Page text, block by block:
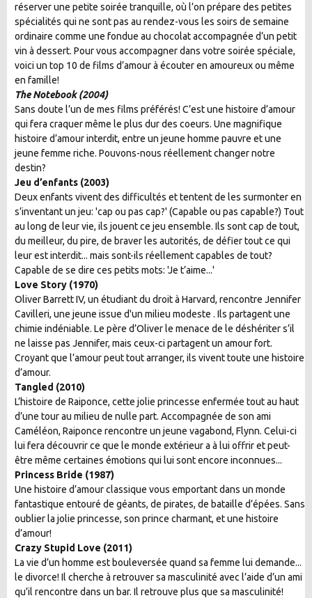
réserver une petite soirée tranquille, où l’on prépare des petites
spécialités qui ne sont pas au rendez-vous les soirs de semaine
ordinaire comme une fondue au chocolat accompagnée d’un petit
vin à dessert. Pour vous accompagner dans votre soirée spéciale,
voici un top 10 de films d’amour à écouter en amoureux ou même
en famille!
The Notebook (2004)
Sans doute l’un de mes films préférés! C’est une histoire d’amour
qui fera craquer même le plus dur des coeurs. Une magnifique
histoire d’amour interdit, entre un jeune homme pauvre et une
jeune femme riche. Pouvons-nous réellement changer notre
destin?
Jeu d’enfants (2003)
Deux enfants vivent des difficultés et tentent de les surmonter en
s’inventant un jeu: 'cap ou pas cap?' (Capable ou pas capable?) Tout
au long de leur vie, ils jouent ce jeu ensemble. Ils sont cap de tout,
du meilleur, du pire, de braver les autorités, de défier tout ce qui
leur est interdit... mais sont-ils réellement capables de tout?
Capable de se dire ces petits mots: 'Je t’aime...'
Love Story (1970)
Oliver Barrett IV, un étudiant du droit à Harvard, rencontre Jennifer
Cavilleri, une jeune issue d'un milieu modeste . Ils partagent une
chimie indéniable. Le père d’Oliver le menace de le déshériter s’il
ne laisse pas Jennifer, mais ceux-ci partagent un amour fort.
Croyant que l’amour peut tout arranger, ils vivent toute une histoire
d’amour.
Tangled (2010)
L’histoire de Raiponce, cette jolie princesse enfermée tout au haut
d’une tour au milieu de nulle part. Accompagnée de son ami
Caméléon, Raiponce rencontre un jeune vagabond, Flynn. Celui-ci
lui fera découvrir ce que le monde extérieur a à lui offrir et peut-
être même certaines émotions qui lui sont encore inconnues...
Princess Bride (1987)
Une histoire d’amour classique vous emportant dans un monde
fantastique entouré de géants, de pirates, de bataille d’épées. Sans
oublier la jolie princesse, son prince charmant, et une histoire
d’amour!
Crazy Stupid Love (2011)
La vie d’un homme est bouleversée quand sa femme lui demande...
le divorce! Il cherche à retrouver sa masculinité avec l’aide d’un ami
qu’il rencontre dans un bar. Il retrouve plus que sa masculinité!